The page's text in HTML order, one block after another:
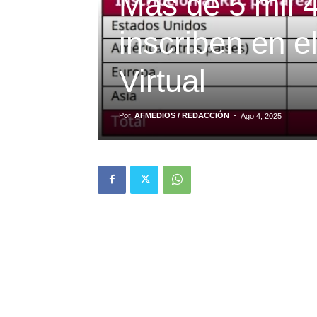
inscriben en
Virtual
Por AFMEDIOS / REDACCIÓN - Ago 4, 2025